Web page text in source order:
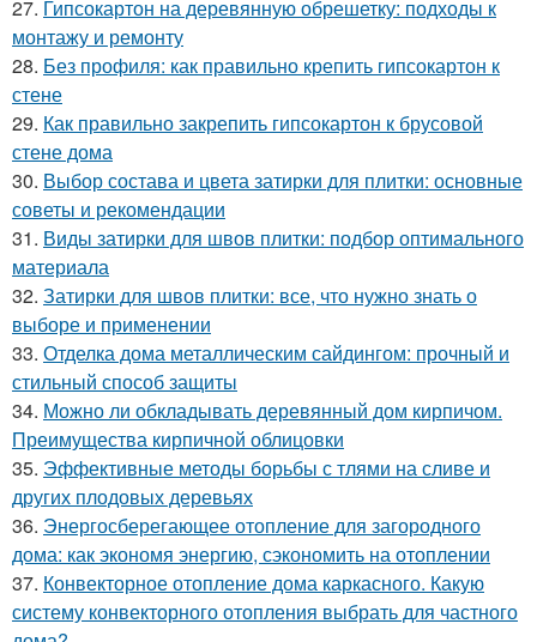
27. Гипсокартон на деревянную обрешетку: подходы к
монтажу и ремонту
28. Без профиля: как правильно крепить гипсокартон к
стене
29. Как правильно закрепить гипсокартон к брусовой
стене дома
30. Выбор состава и цвета затирки для плитки: основные
советы и рекомендации
31. Виды затирки для швов плитки: подбор оптимального
материала
32. Затирки для швов плитки: все, что нужно знать о
выборе и применении
33. Отделка дома металлическим сайдингом: прочный и
стильный способ защиты
34. Можно ли обкладывать деревянный дом кирпичом.
Преимущества кирпичной облицовки
35. Эффективные методы борьбы с тлями на сливе и
других плодовых деревьях
36. Энергосберегающее отопление для загородного
дома: как экономя энергию, сэкономить на отоплении
37. Конвекторное отопление дома каркасного. Какую
систему конвекторного отопления выбрать для частного